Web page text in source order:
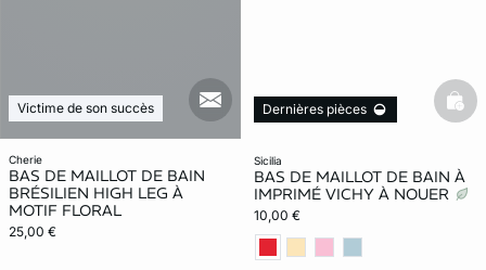
cherie
BAS DE MAILLOT DE BAIN
BRÉSILIEN HIGH LEG À
MOTIF FLORAL
25,00 €
Victime de son succès mail_new
sicilia
BAS DE MAILLOT DE BAIN À
IMPRIMÉ VICHY À NOUER
10,00 €
Dernières pièces